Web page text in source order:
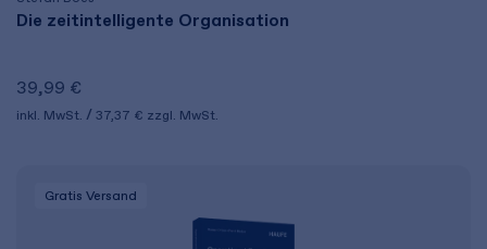
Die zeitintelligente Organisation
39,99 €
inkl. MwSt. 37,37 € zzgl. MwSt.
Gratis Versand